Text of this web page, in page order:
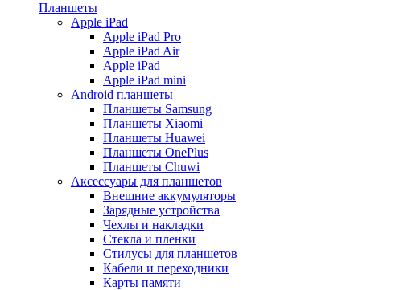
Планшеты
Apple iPad
Apple iPad Pro
Apple iPad Air
Apple iPad
Apple iPad mini
Android планшеты
Планшеты Samsung
Планшеты Xiaomi
Планшеты Huawei
Планшеты OnePlus
Планшеты Chuwi
Аксессуары для планшетов
Внешние аккумуляторы
Зарядные устройства
Чехлы и накладки
Стекла и пленки
Стилусы для планшетов
Кабели и переходники
Карты памяти